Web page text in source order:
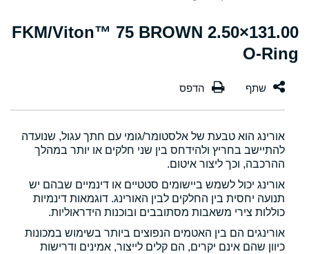
131.00×2.50 FKM/Viton™ 75 BROWN
O-Ring
אורינג הוא טבעת של אלסטומר/גומי עם חתך עגול, שנועדה
להתיישב בחריץ ולהידחס בין שני חלקים או יותר במהלך
ההרכבה, וכך ליצור איטום.
אורינג יכול לשמש ביישומים סטטיים או דינמיים שבהם יש
תנועה יחסית בין החלקים לבין האורינג. דוגמאות דינמיות
כוללות צירי משאבות מסתובבים ובוכנות הידראוליות.
אורינגים הם בין האטמים הנפוצים ביותר בשימוש במכונות
כיוון שהם אינם יקרים, הם קלים לייצור, אמינים ודרישות